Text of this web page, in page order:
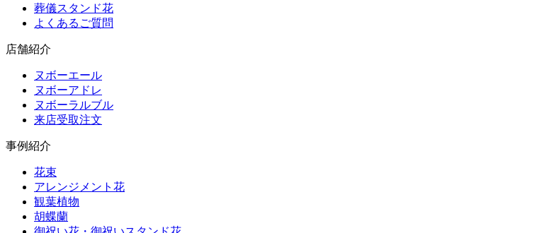
葬儀スタンド花
よくあるご質問
店舗紹介
ヌボーエール
ヌボーアドレ
ヌボーラルブル
来店受取注文
事例紹介
花束
アレンジメント花
観葉植物
胡蝶蘭